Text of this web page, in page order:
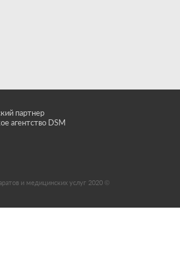
партнер
агентство DSM
и медицинских услуг 2020 ©